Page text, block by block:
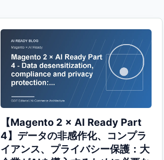
【Magento 2 × AI Ready Part
4】データの非感作化、コンプラ
イアンス、プライバシー保護：大